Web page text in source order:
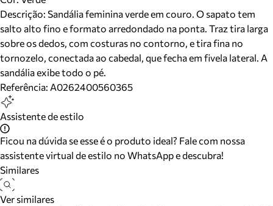
Descrição: Sandália feminina verde em couro. O sapato tem
salto alto fino e formato arredondado na ponta. Traz tira larga
sobre os dedos, com costuras no contorno, e tira fina no
tornozelo, conectada ao cabedal, que fecha em fivela lateral. A
sandália exibe todo o pé.
Referência: A0262400560365
Assistente de estilo
Ficou na dúvida se esse é o produto ideal? Fale com nossa
assistente virtual de estilo no WhatsApp e descubra!
Similares
Ver similares